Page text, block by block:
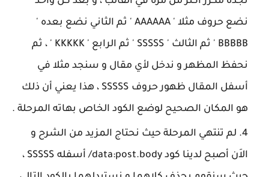
نضع حروف مثلا ' AAAAAA ' ثم الثاني نضع بعده '
BBBBB ' ثم الثالث ' SSSSS ' ثم الرابع ' KKKKK ' ، ثم
نحفظ المظهر و ندخل لأي مقال و سنجد مثلا في
أسفل المقال ظهور حروف SSSSS ، هذا يعني أن ذلك
هو المكان الصحيح لوضع الكود الخاص بهاته المرحلة .
لم تنتهي المرحلة حيث نحتاج المزيد من الشرح و
الاَن أصبح لدينا كود data:post.body/ أسفله SSSSS ،